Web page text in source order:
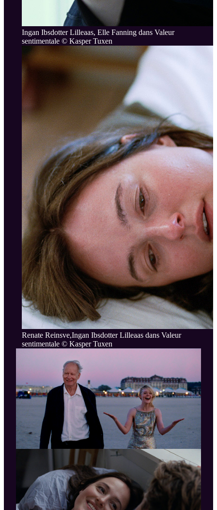
Ingan Ibsdotter Lilleaas, Elle Fanning dans Valeur
sentimentale © Kasper Tuxen
Renate Reinsve,Ingan Ibsdotter Lilleaas dans Valeur
sentimentale © Kasper Tuxen